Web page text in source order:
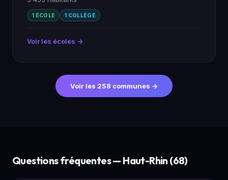
1 ÉCOLE 1 COLLÈGE
Voir les écoles →
Voir les 258 communes →
Questions fréquentes — Haut-Rhin (68)